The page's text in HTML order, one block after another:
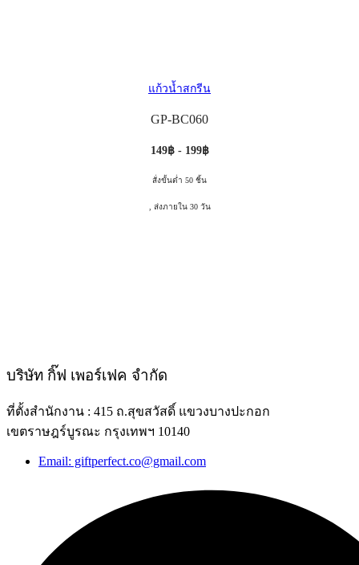
แก้วน้ำสกรีน
GP-BC060
149฿ - 199฿
สั่งขั้นต่ำ 50 ชิ้น
, ส่งภายใน 30 วัน
บริษัท กิ๊ฟ เพอร์เฟค จำกัด
ที่ตั้งสำนักงาน : 415 ถ.สุขสวัสดิ์ แขวงบางปะกอก
เขตราษฎร์บูรณะ กรุงเทพฯ 10140
Email: giftperfect.co@gmail.com